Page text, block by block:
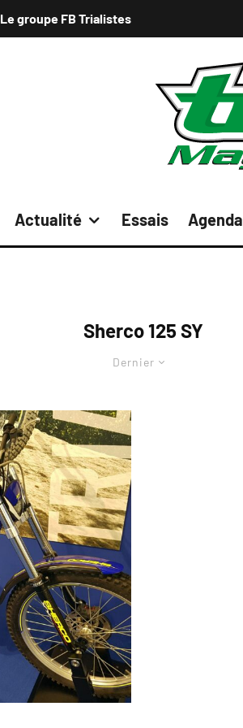
Le groupe FB Trialistes
Actualité Essais Agenda
Sherco 125 SY
Dernier